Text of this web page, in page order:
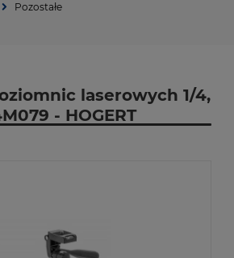
Pozostałe
laserowych 1/4,
- HOGERT